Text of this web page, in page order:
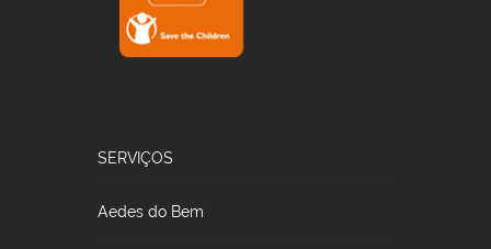
SERVIÇOS
Aedes do Bem